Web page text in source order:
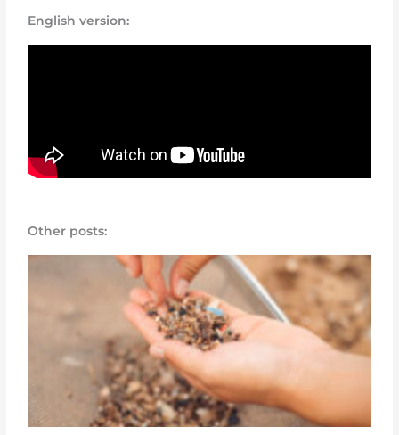
English version:
Other posts: